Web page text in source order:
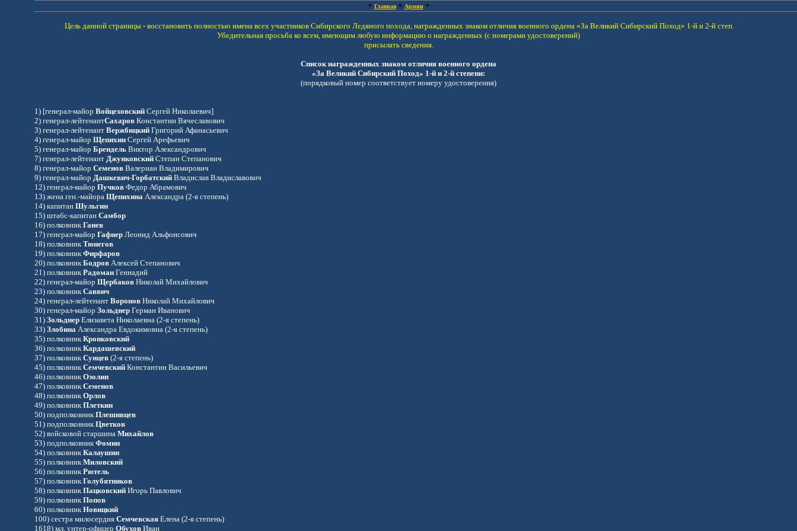
• Главная• Армии•
Цель данной страницы - восстановить полностью имена всех участников Сибирского Ледяного похода, награжденных знаком отличия военного ордена «За Великий Сибирский Поход» 1-й и 2-й степ.
Убедительная просьба ко всем, имеющим любую информацию о награжденных (с номерами удостоверений)
присылать сведения.
Список награжденных знаком отличия военного ордена
«За Великий Сибирский Поход» 1-й и 2-й степени:
(порядковый номер соответствует номеру удостоверения)
1) [генерал-майор Войцеховский Сергей Николаевич]
2) генерал-лейтенантСахаров Константин Вячеславович
3) генерал-лейтенант Вержбицкий Григорий Афанасьевич
4) генерал-майор Щепихин Сергей Арефьевич
5) генерал-майор Брендель Виктор Александрович
7) генерал-лейтенант Джунковский Степан Степанович
8) генерал-майор Семенов Валериан Владимирович
9) генерал-майор Дашкевич-Горбатский Владислав Владиславович
12) генерал-майор Пучков Федор Абрамович
13) жена ген.-майора Щепихина Александра (2-я степень)
14) капитан Шульгин
15) штабс-капитан Самбор
16) полковникГанев
17) генерал-майор Гафнер Леонид Альфонсович
18) полковникТюнегов
19) полковникФирфаров
20) полковникБодров Алексей Степанович
21) полковникРадоман Геннадий
22) генерал-майор Щербаков Николай Михайлович
23) полковникСаввич
24) генерал-лейтенант Воронов Николай Михайлович
30) генерал-майор Зольднер Герман Иванович
31) Зольднер Елизавета Николаевна (2-я степень)
33) Злобина Александра Евдокимовна (2-я степень)
35) полковникКронковский
36) полковникКардашевский
37) полковникСунцев (2-я степень)
45) полковникСемчевский Константин Васильевич
46) полковникОзолин
47) полковникСеменов
48) полковникОрлов
49) полковникПлеткин
50) подполковникПлешивцев
51) подполковникЦветков
52) войсковой старшина Михайлов
53) подполковникФомин
54) полковникКалаушин
55) полковникМиловский
56) полковникРютель
57) полковникГолубятников
58) полковникПацковский Игорь Павлович
59) полковникПопов
60) полковникНовицкий
100) сестра милосердия Семчевская Елена (2-я степень)
1618) мл. унтер-офицер Обухов Иван